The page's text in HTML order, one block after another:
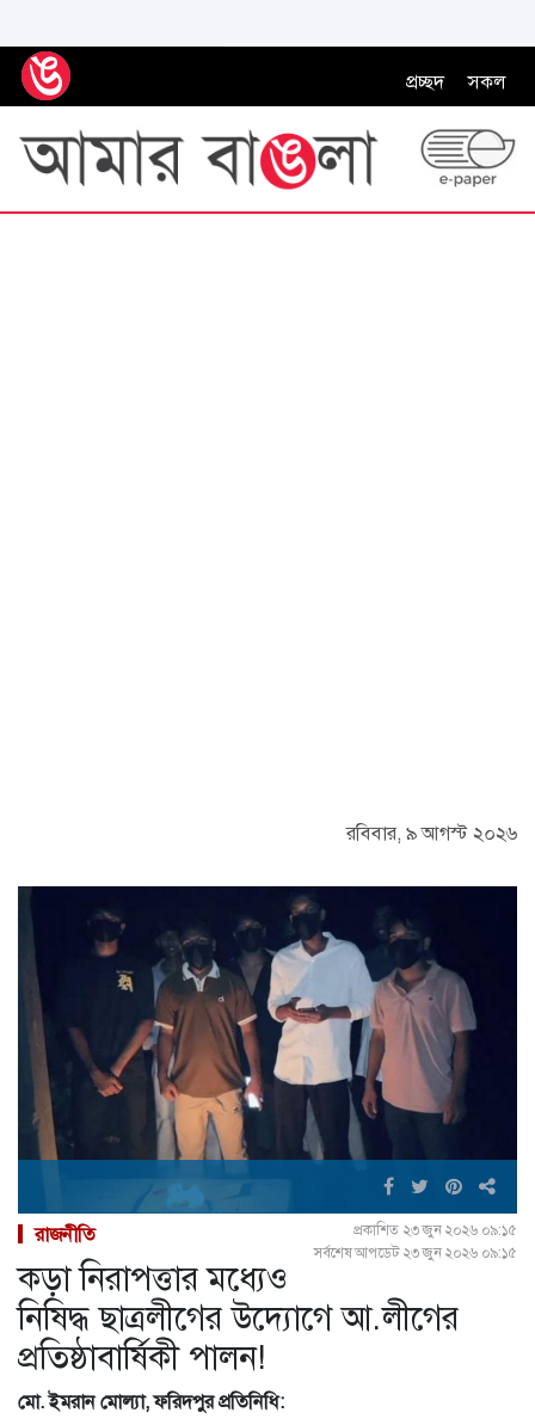
প্রচ্ছদ সকল
রবিবার, ৯ আগস্ট ২০২৬
রাজনীতি
প্রকাশিত ২৩ জুন ২০২৬ ০৯:১৫
সর্বশেষ আপডেট ২৩ জুন ২০২৬ ০৯:১৫
কড়া নিরাপত্তার মধ্যেও
নিষিদ্ধ ছাত্রলীগের উদ্যোগে আ.লীগের
প্রতিষ্ঠাবার্ষিকী পালন!
মো. ইমরান মোল্যা, ফরিদপুর প্রতিনিধি: